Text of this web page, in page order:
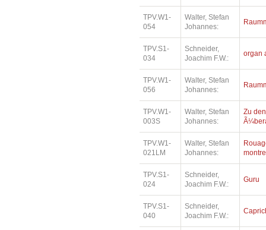
TPV.W1-
054
Walter, Stefan
Johannes:
TPV.S1-
034
Schneider,
Joachim F.W.:
organ
TPV.W1-
056
Walter, Stefan
Johannes:
TPV.W1-
003S
Walter, Stefan
Johannes:
Zu
TPV.W1-
021LM
Walter, Stefan
Johannes:
montre
TPV.S1-
024
Schneider,
Joachim F.W.:
Guru
TPV.S1-
040
Schneider,
Joachim F.W.: